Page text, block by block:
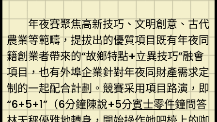
年夜賽聚焦高新技巧、文明創意、古代
農業等範疇，提拔出的優質項目既有年夜同
籍創業者帶來的“故鄉特點+立異技巧”融會
項目，也有外埠企業針對年夜同財產需求定
制的一起配合計劃。競賽采用項目路演，即
“6+5+1”（6分鐘陳說+5分賓士零件鐘問答